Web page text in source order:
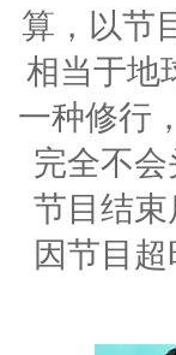
算，以节
相当于地
一种修行
完全不
节目结
因节目